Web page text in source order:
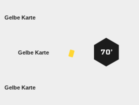
Gelbe Karte
70’
Gelbe Karte
Gelbe Karte